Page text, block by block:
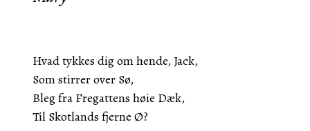
Hvad tykkes dig om hende, Jack,
Som stirrer over Sø,
Bleg fra Fregattens høie Dæk,
Til Skotlands fjerne Ø?